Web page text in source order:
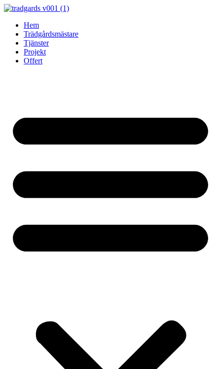
Skip
contentHem
Trädgårdsmästare
Tjänster
Projekt
Offert